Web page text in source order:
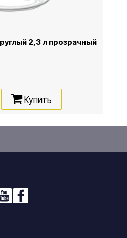
2,3 л прозрачный
Купить